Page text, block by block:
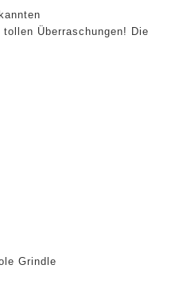
Überraschungen! Die
Grindle